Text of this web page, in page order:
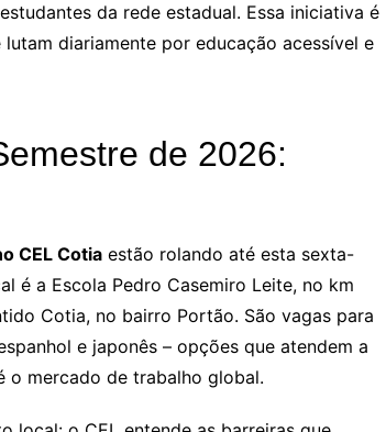
da rede estadual. Essa iniciativa é
diariamente por educação acessível e
de 2026:
CEL Cotia estão rolando até esta sexta-
é a Escola Pedro Casemiro Leite, no km
Cotia, no bairro Portão. São vagas para
e japonês – opções que atendem a
o mercado de trabalho global.